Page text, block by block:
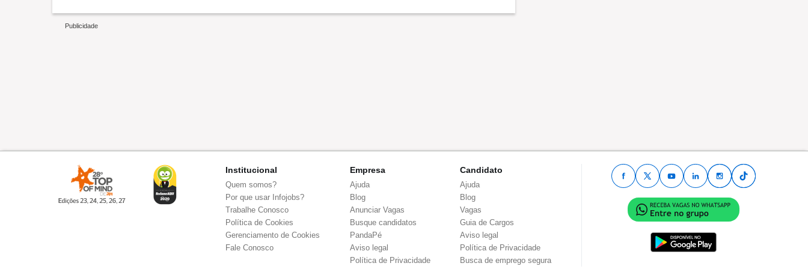
Institucional
Quem somos?
Por que usar Infojobs?
Trabalhe Conosco
Política de Cookies
Gerenciamento de Cookies
Fale Conosco
Empresa
Ajuda
Blog
Anunciar Vagas
Busque candidatos
PandaPé
Aviso legal
Política de Privacidade
Candidato
Ajuda
Blog
Vagas
Guia de Cargos
Aviso legal
Política de Privacidade
Busca de emprego segura